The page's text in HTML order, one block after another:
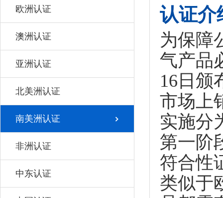
欧洲认证
澳洲认证
亚洲认证
北美洲认证
南美洲认证
非洲认证
中东认证
认证介
为保障
气产品
16日颁
市场上
实施分
第一阶
符合性
类似于